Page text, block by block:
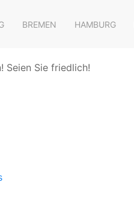
BREMEN HAMBURG
Seien Sie friedlich!